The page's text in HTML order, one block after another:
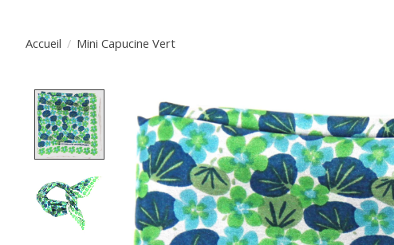
Accueil / Mini Capucine Vert
Product image slideshow Items